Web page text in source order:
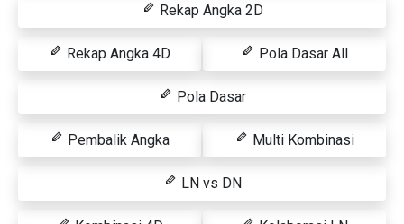
Rekap Angka 2D
Rekap Angka 4D Pola Dasar All
Pola Dasar
Pembalik Angka Multi Kombinasi
LN vs DN